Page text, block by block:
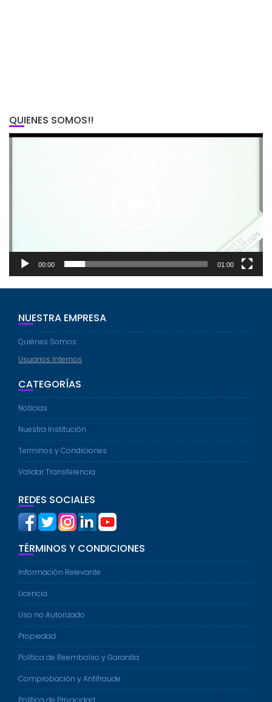
QUIENES SOMOS!!
Reproductor
00:00 01:00
NUESTRA EMPRESA
Quiénes Somos
Usuarios Internos
CATEGORÍAS
Noticias
Nuestra Institución
Terminos y Condiciones
Validar Transferencia
REDES SOCIALES
TÉRMINOS Y CONDICIONES
Información Relevante
Licencia
Uso no Autorizado
Propiedad
Política de Reembolso y Garantía
Comprobación y Antifraude